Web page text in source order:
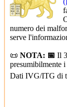
numero dei
serve
📜 NOTA: 📅 Il
presumibilmente
Dati IVG/ITG di